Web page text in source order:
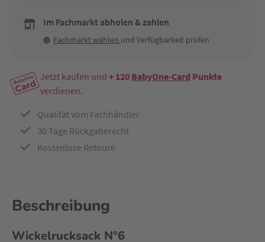
Im Fachmarkt abholen & zahlen
Fachmarkt wählen und Verfügbarkeit prüfen
Jetzt kaufen und + 120 BabyOne-Card Punkte
verdienen.
Qualität vom Fachhändler
30 Tage Rückgaberecht
Kostenlose Retoure
Beschreibung
Wickelrucksack N°6